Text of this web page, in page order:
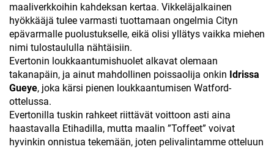
maaliverkkoihin kahdeksan kertaa. Vikkeläjalkainen
hyökkääjä tulee varmasti tuottamaan ongelmia Cityn
epävarmalle puolustukselle, eikä olisi yllätys vaikka miehen
nimi tulostaululla nähtäisiin.
Evertonin loukkaantumishuolet alkavat olemaan
takanapäin, ja ainut mahdollinen poissaolija onkin Idrissa
Gueye, joka kärsi pienen loukkaantumisen Watford-
ottelussa.
Evertonilla tuskin rahkeet riittävät voittoon asti aina
haastavalla Etihadilla, mutta maalin ”Toffeet” voivat
hyvinkin onnistua tekemään, joten pelivalintamme otteluun